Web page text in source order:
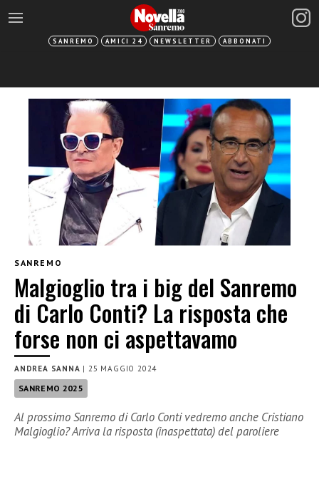
SANREMO AMICI 24 NEWSLETTER ABBONATI
SANREMO
Malgioglio tra i big del Sanremo
di Carlo Conti? La risposta che
forse non ci aspettavamo
ANDREA SANNA |25 MAGGIO 2024
SANREMO 2025
Al prossimo Sanremo di Carlo Conti vedremo anche Cristiano
Malgioglio? Arriva la risposta (inaspettata) del paroliere